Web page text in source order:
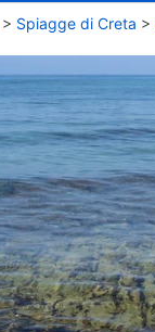
> Spiagge di Creta >